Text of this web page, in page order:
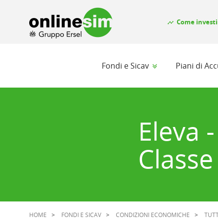
timeline Come
Fondi e Sicav Piani di
Eleva
HOME FONDI E SICAV CONDIZIONI ECONOMICHE